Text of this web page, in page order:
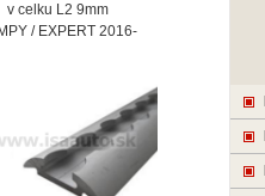
L2 9mm
/ EXPERT 2016-